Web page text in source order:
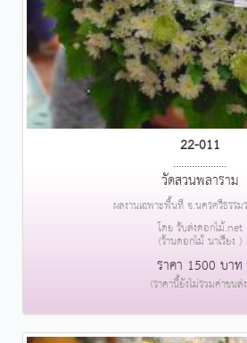
22-011
....................
วัดสวนพลาราม
ผลงานเฉพาะพื้นที่ จ.นครศรีธรรม
โดย รับส่งดอกไม้.net
(ร้านดอกไม้ นาเรียง )
ราคา 1500 บาท
(ราคานี้ยังไม่รวมค่าขนส่